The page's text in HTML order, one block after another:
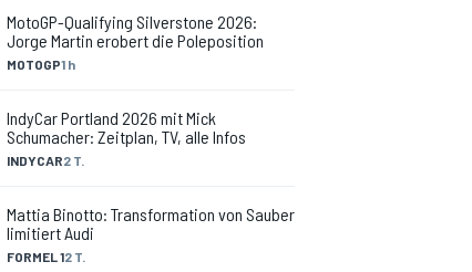
MOTOGP1 h
MotoGP-Qualifying Silverstone 2026:
Jorge Martin erobert die Poleposition
INDYCAR2 T.
IndyCar Portland 2026 mit Mick
Schumacher: Zeitplan, TV, alle Infos
FORMEL 12 T.
Mattia Binotto: Transformation von Sauber
limitiert Audi